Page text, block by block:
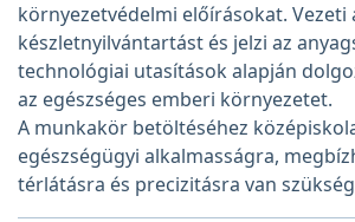
környezetvédelmi előírásokat. Vezeti
készletnyilvántartást és jelzi az
technológiai utasítások alapján
az egészséges emberi környezetet.
A munkakör betöltéséhez
egészségügyi alkalmasságra,
térlátásra és precizitásra van